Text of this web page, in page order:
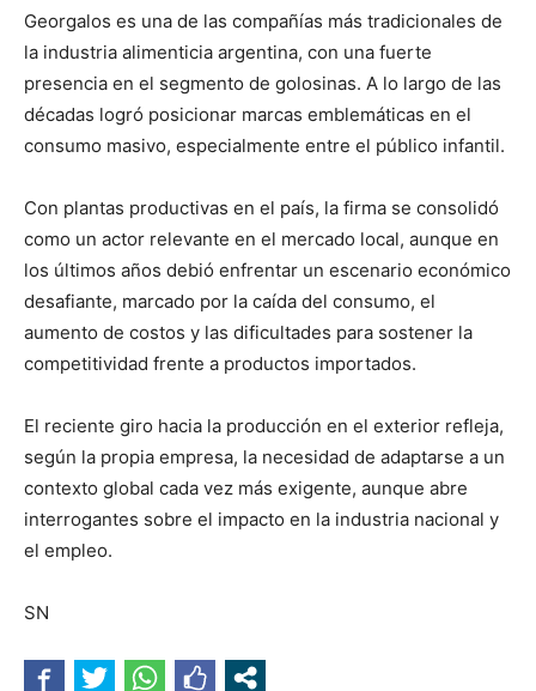
Georgalos es una de las compañías más tradicionales de
la industria alimenticia argentina, con una fuerte
presencia en el segmento de golosinas. A lo largo de las
décadas logró posicionar marcas emblemáticas en el
consumo masivo, especialmente entre el público infantil.
Con plantas productivas en el país, la firma se consolidó
como un actor relevante en el mercado local, aunque en
los últimos años debió enfrentar un escenario económico
desafiante, marcado por la caída del consumo, el
aumento de costos y las dificultades para sostener la
competitividad frente a productos importados.
El reciente giro hacia la producción en el exterior refleja,
según la propia empresa, la necesidad de adaptarse a un
contexto global cada vez más exigente, aunque abre
interrogantes sobre el impacto en la industria nacional y
el empleo.
SN